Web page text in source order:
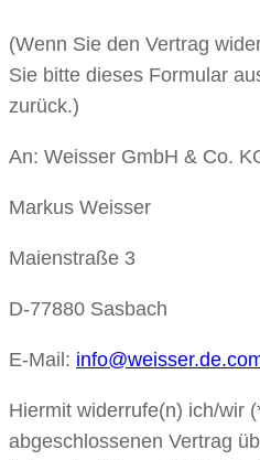
(Wenn Sie den Vertrag
Sie bitte dieses Formular
zurück.)
An: Weisser GmbH & Co.
Markus Weisser
Maienstraße 3
D-77880 Sasbach
E-Mail:
Hiermit widerrufe(n) ich/wir
abgeschlossenen Vertrag